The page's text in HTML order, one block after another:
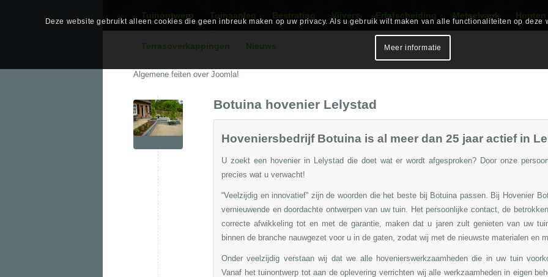
Tuinontwerp Tuinaanleg Bestrating Vijvers Erfafscheiding Metselwerk
Terrasoverkappingen Nieuws
Algemene feiten over Joomla!
Botuina hovenier Lelystad
Hoveniersbedrijf Botuina is al meer dan 25 jaar actief in
U zoekt een hovenier in Lelystad die doet wat er wordt afgesproken? Door onze
precies wat u verwacht!
“Veelzijdig en innovatief” zijn de woorden die het beste bij Botuina passen. Bij Hovenier
vernieuwende en doordachte ontwerpen van uw tuin. Het persoonlijke contact, de
correcte afwikkeling tot en met de garantie, maken dat u jaren zult genieten van uw
binnen de branche nauwgezet voor u in de gaten, zodat wij met de nieuwste materialen en
Onder veelzijdig verstaan wij dat we alle hovenierswerkzaamheden die in uw tuin
Vanaf hettuinontwerp tot aan de oplevering verrichten wij alle werkzaamheden in eigen
Deze website gebruikt alleen cookies die geen inbreuk maken op uw privacy. Als u gebruik wilt maken van alle functionaliteiten op deze
Meer informatie